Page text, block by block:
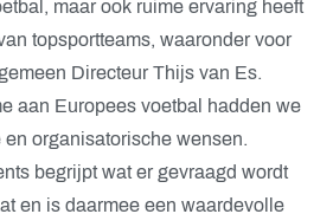
maar ook ruime ervaring heeft
topsportteams, waaronder voor
Directeur Thijs van Es.
aan Europees voetbal hadden we
organisatorische wensen.
begrijpt wat er gevraagd wordt
en is daarmee een waardevolle